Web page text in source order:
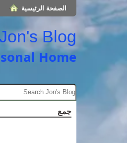
الصفحة الرئيسية
Jon's Blog
Home
جمع